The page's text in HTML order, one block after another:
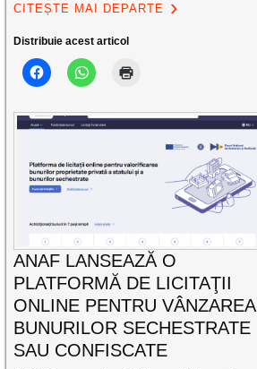
CITEȘTE MAI DEPARTE
Distribuie acest articol
ANAF LANSEAZĂ O
PLATFORMĂ DE LICITAŢII
ONLINE PENTRU VÂNZAREA
BUNURILOR SECHESTRATE
SAU CONFISCATE